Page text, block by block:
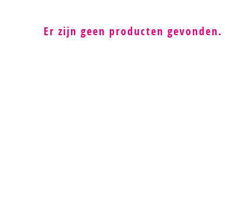
Er zijn geen producten gevonden.